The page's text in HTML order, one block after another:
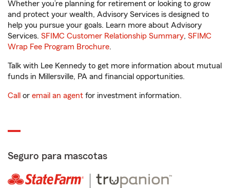
Whether you’re planning for retirement or looking to grow
and protect your wealth, Advisory Services is designed to
help you pursue your goals. Learn more about Advisory
Services. SFIMC Customer Relationship Summary, SFIMC
Wrap Fee Program Brochure.
Talk with Lee Kennedy to get more information about mutual
funds in Millersville, PA and financial opportunities.
Call or email an agent for investment information.
Seguro para mascotas